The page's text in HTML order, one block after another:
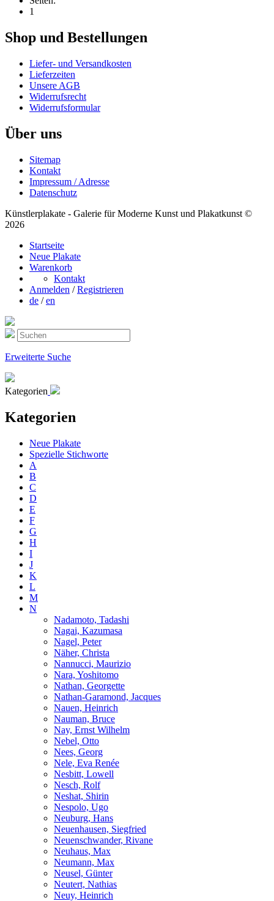
1
Shop und Bestellungen
Liefer- und Versandkosten
Lieferzeiten
Unsere AGB
Widerrufsrecht
Widerrufsformular
Über uns
Sitemap
Kontakt
Impressum / Adresse
Datenschutz
Künstlerplakate - Galerie für Moderne Kunst und Plakatkunst ©
2026
Startseite
Neue Plakate
Warenkorb
Kontakt
Anmelden / Registrieren
de /en
Erweiterte Suche
Kategorien
Kategorien
Neue Plakate
Spezielle Stichworte
A
B
C
D
E
F
G
H
I
J
K
L
M
N
Nadamoto, Tadashi
Nagai, Kazumasa
Nagel, Peter
Näher, Christa
Nannucci, Maurizio
Nara, Yoshitomo
Nathan, Georgette
Nathan-Garamond, Jacques
Nauen, Heinrich
Nauman, Bruce
Nay, Ernst Wilhelm
Nebel, Otto
Nees, Georg
Nele, Eva Renée
Nesbitt, Lowell
Nesch, Rolf
Neshat, Shirin
Nespolo, Ugo
Neuburg, Hans
Neuenhausen, Siegfried
Neuenschwander, Rivane
Neuhaus, Max
Neumann, Max
Neusel, Günter
Neutert, Nathias
Neuy, Heinrich